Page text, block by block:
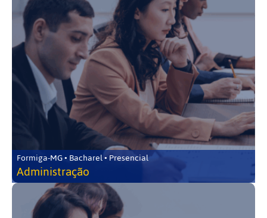
Formiga-MG • Bacharel • Presencial
Administração